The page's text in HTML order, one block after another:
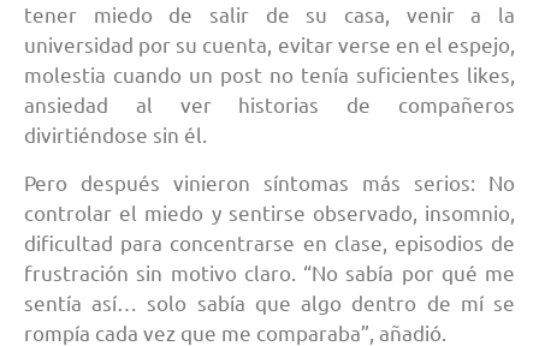
tener miedo de salir de su casa, venir a la
universidad por su cuenta, evitar verse en el espejo,
molestia cuando un post no tenía suficientes likes,
ansiedad al ver historias de compañeros
divirtiéndose sin él.
Pero después vinieron síntomas más serios: No
controlar el miedo y sentirse observado, insomnio,
dificultad para concentrarse en clase, episodios de
frustración sin motivo claro. “No sabía por qué me
sentía así… solo sabía que algo dentro de mí se
rompía cada vez que me comparaba”, añadió.